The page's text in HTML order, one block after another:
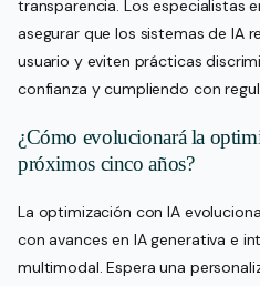
transparencia. Los especialistas
asegurar que los sistemas de IA
usuario y eviten prácticas
confianza y cumpliendo con
¿Cómo evolucionará la
próximos cinco años?
La optimización con IA
con avances en IA generativa e
multimodal. Espera una